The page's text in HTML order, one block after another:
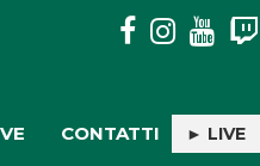
RACHELE PIOLI
CONTATTI ► LIVE